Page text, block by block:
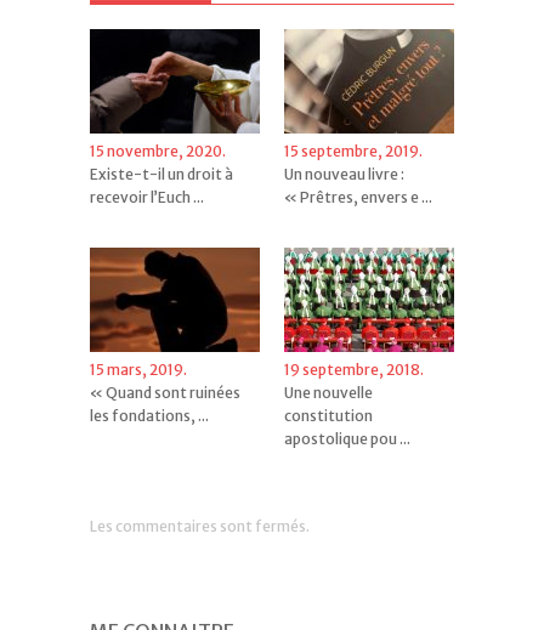
15 novembre, 2020.
Existe-t-il un droit à
recevoir l’Euch ...
15 septembre, 2019.
Un nouveau livre :
« Prêtres, envers e ...
15 mars, 2019.
« Quand sont ruinées
les fondations, ...
19 septembre, 2018.
Une nouvelle
constitution
apostolique pou ...
Les commentaires sont fermés.